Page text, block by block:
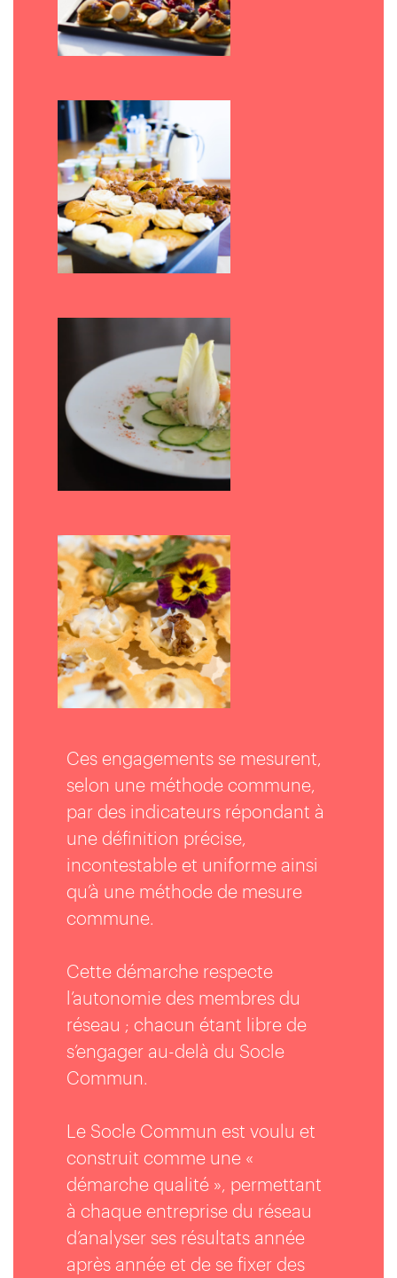
Ces engagements se mesurent,
selon une méthode commune,
par des indicateurs répondant à
une définition précise,
incontestable et uniforme ainsi
qu’à une méthode de mesure
commune.
Cette démarche respecte
l’autonomie des membres du
réseau ; chacun étant libre de
s’engager au-delà du Socle
Commun.
Le Socle Commun est voulu et
construit comme une «
démarche qualité », permettant
à chaque entreprise du réseau
d’analyser ses résultats année
après année et de se fixer des